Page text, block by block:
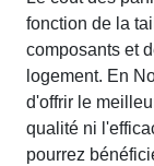
fonction de la
composants et
logement. En
d'offrir le
qualité ni
pourrez